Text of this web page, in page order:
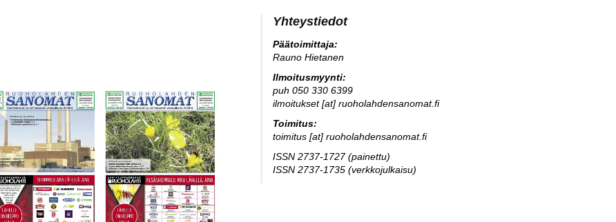
Yhteystiedot
Päätoimittaja:
Rauno Hietanen
Ilmoitusmyynti:
puh 050 330 6399
ilmoitukset [at] ruoholahdensanomat.fi
Toimitus:
toimitus [at] ruoholahdensanomat.fi
ISSN 2737-1727 (painettu)
ISSN 2737-1735 (verkkojulkaisu)